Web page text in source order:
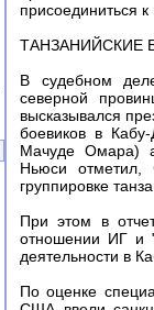
присоединиться
ТАНЗАНИЙСКИЕ
В судебном
северной
высказывался
боевиков в
Мачуде Омара)
Ньюси отметил,
группировке
При этом в
отношении ИГ и
деятельности в
По оценке